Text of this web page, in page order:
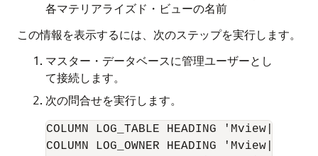
各マテリアライズド・ビューの名前
この情報を表示するには、次のステップを実行します。
マスター・データベースに管理ユーザーとし
て接続します。
次の問合せを実行します。
COLUMN LOG_TABLE HEADING 'Mview|Log
COLUMN LOG_OWNER HEADING 'Mview|Log